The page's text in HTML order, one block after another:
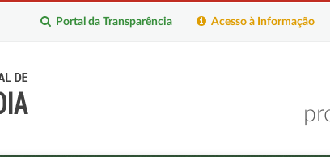
Acesso à Informação
Portal da Transparência